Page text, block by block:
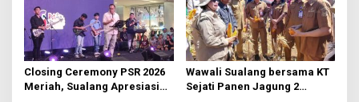
i
p
o
s
Closing Ceremony PSR 2026
Meriah, Sualang Apresiasi
Wawali Sualang bersama KT
Sejati Panen Jagung 2